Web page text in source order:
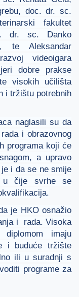
doc. dr. sc.
fakultet
dr. sc. Danko
te Aleksandar
videoigara
dobre prakse
visokih učilišta
i tržištu potrebnih
naglasili su da
i obrazovnog
programa koji će
a upravo
i da se ne smije
u čije svrhe se
je HKO osnažio
i rada. Visoka
imaju
i buduće tržište
ili u suradnji s
programe za